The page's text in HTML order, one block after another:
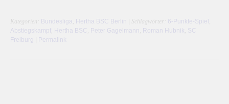
Kategorien: Bundesliga Hertha BSC Berlin | Schlagwörter: 6-Punkte-Spiel
Abstiegskampf Hertha BSC Peter Gagelmann Roman Hubnik
SC
Freiburg
Permalink